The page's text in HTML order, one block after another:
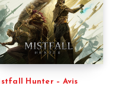
Hunter – Avis